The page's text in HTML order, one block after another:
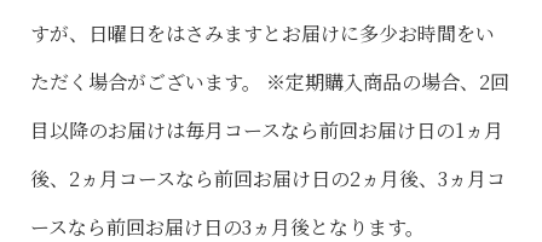
すが、日曜日をはさみますとお届けに多少お時間をい
ただく場合がございます。 ※定期購入商品の場合、2回
目以降のお届けは毎月コースなら前回お届け日の1ヵ月
後、2ヵ月コースなら前回お届け日の2ヵ月後、3ヵ月コ
ースなら前回お届け日の3ヵ月後となります。